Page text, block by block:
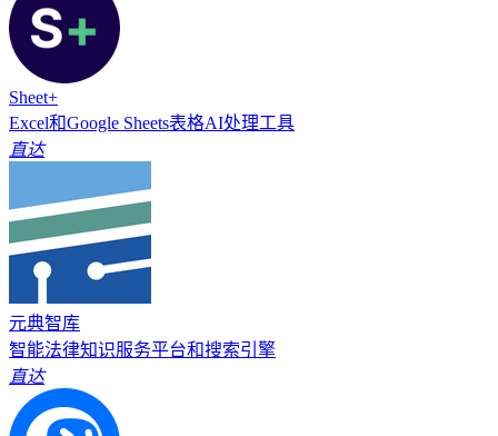
Sheet+
Excel和Google Sheets表格AI处理工具
直达
元典智库
智能法律知识服务平台和搜索引擎
直达